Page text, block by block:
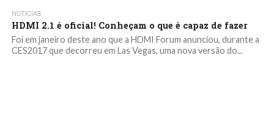
NOTICIAS
HDMI 2.1 é oficial! Conheçam o que é capaz de fazer
Foi em janeiro deste ano que a HDMI Forum anunciou, durante a
CES2017 que decorreu em Las Vegas, uma nova versão do...